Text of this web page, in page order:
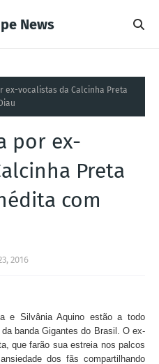
News
ex-vocalistas da Calcinha Preta
por ex-
Preta
com
2016
e Silvânia Aquino estão a todo
banda Gigantes do Brasil. O ex-
que farão sua estreia nos palcos
dos fãs compartilhando